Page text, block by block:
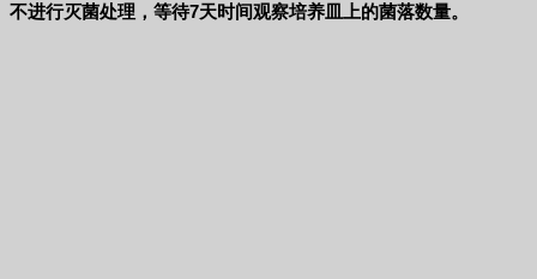
不进行灭菌处理，等待7天时间观察培养皿上的菌落数量。